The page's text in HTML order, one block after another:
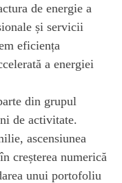
de energie a
și servicii
eficiența
a energiei
din grupul
de activitate.
ascensiunea
creșterea numerică
unui portofoliu